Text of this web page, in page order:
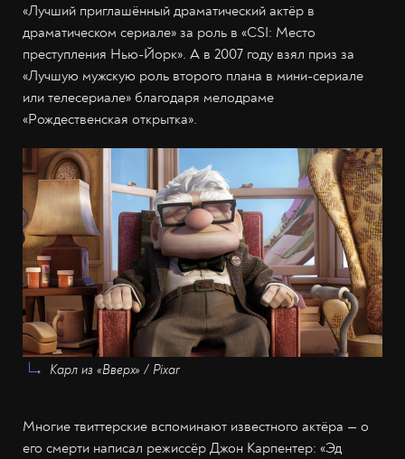
«Лучший приглашённый драматический актёр в
драматическом сериале» за роль в «CSI: Место
преступления Нью-Йорк». А в 2007 году взял приз за
«Лучшую мужскую роль второго плана в мини-сериале
или телесериале» благодаря мелодраме
«Рождественская открытка».
Карл из «Вверх» / Pixar
Многие твиттерские вспоминают известного актёра — о
его смерти написал режиссёр Джон Карпентер: «Эд